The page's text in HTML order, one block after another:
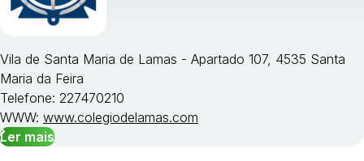
Vila de Santa Maria de Lamas - Apartado 107, 4535 Santa
Maria da Feira
Telefone: 227470210
WWW: www.colegiodelamas.com
Ler mais